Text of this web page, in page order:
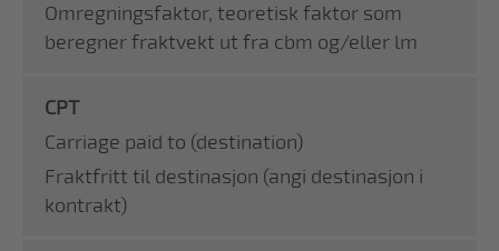
Omregningsfaktor, teoretisk faktor som
beregner fraktvekt ut fra cbm og/eller lm
CPT
Carriage paid to (destination)
Fraktfritt til destinasjon (angi destinasjon i
kontrakt)